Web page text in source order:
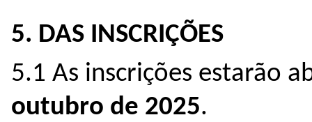
5. DAS INSCRIÇÕES
5.1 As inscrições estarão
outubro de 2025.